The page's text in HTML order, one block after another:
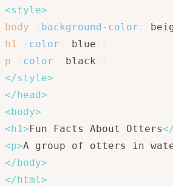
<style>
body
background-color
h1
color blue
p
color black
</style>
</head>
<body>
<h1 >Fun Facts About Otters
<p>A group of otters in
</body>
</html >